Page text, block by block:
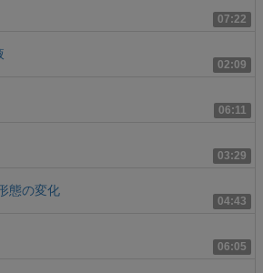
07:22
02:09
06:11
03:29
04:43
態の変化
06:05